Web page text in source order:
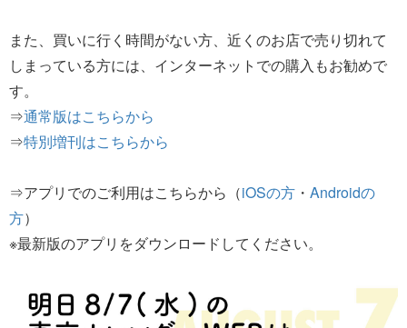
また、買いに行く時間がない方、近くのお店で売り切れて
しまっている方には、インターネットでの購入もお勧めで
す。
⇒通常版はこちらから
⇒特別増刊はこちらから
⇒アプリでのご利用はこちらから（iOSの方 ・ Androidの
方）
※最新版のアプリをダウンロードしてください。